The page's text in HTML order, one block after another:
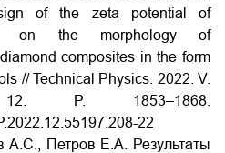
of the zeta potential of
on the morphology of
composites in the form
// Technical Physics. 2022. V.
1853–1868.
22
А.С., Петров Е.А. Результаты